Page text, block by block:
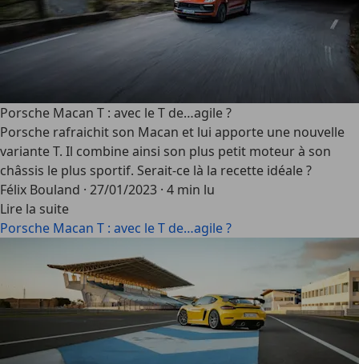
Porsche Macan T : avec le T de…agile ?
Porsche rafraichit son Macan et lui apporte une nouvelle
variante T. Il combine ainsi son plus petit moteur à son
châssis le plus sportif. Serait-ce là la recette idéale ?
Félix Bouland · 27/01/2023 · 4 min lu
Lire la suite
Porsche Macan T : avec le T de…agile ?